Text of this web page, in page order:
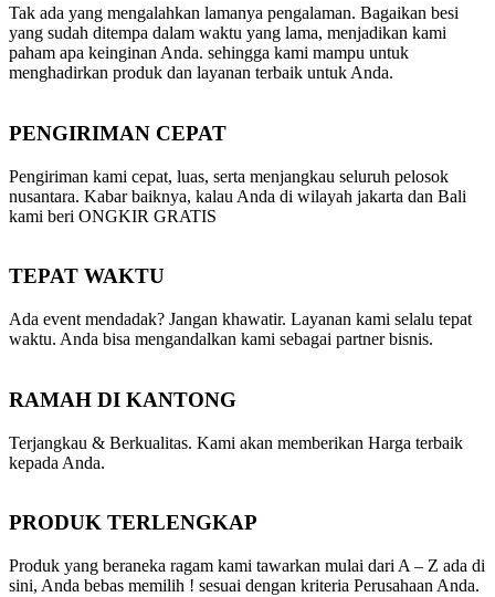
Tak ada yang mengalahkan lamanya pengalaman. Bagaikan besi
yang sudah ditempa dalam waktu yang lama, menjadikan kami
paham apa keinginan Anda. sehingga kami mampu untuk
menghadirkan produk dan layanan terbaik untuk Anda.
PENGIRIMAN CEPAT
Pengiriman kami cepat, luas, serta menjangkau seluruh pelosok
nusantara. Kabar baiknya, kalau Anda di wilayah jakarta dan Bali
kami beri ONGKIR GRATIS
TEPAT WAKTU
Ada event mendadak? Jangan khawatir. Layanan kami selalu tepat
waktu. Anda bisa mengandalkan kami sebagai partner bisnis.
RAMAH DI KANTONG
Terjangkau & Berkualitas. Kami akan memberikan Harga terbaik
kepada Anda.
PRODUK TERLENGKAP
Produk yang beraneka ragam kami tawarkan mulai dari A – Z ada di
sini, Anda bebas memilih ! sesuai dengan kriteria Perusahaan Anda.